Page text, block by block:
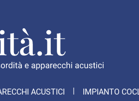
ACUSTICI IMPIANTO